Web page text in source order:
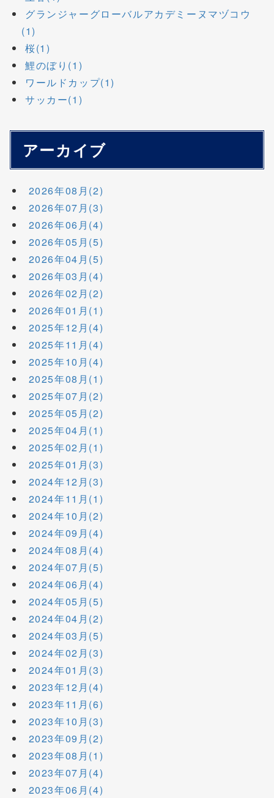
グランジャーグローバルアカデミーヌマヅコウ
(1)
桜(1)
鯉のぼり(1)
ワールドカップ(1)
サッカー(1)
アーカイブ
2026年08月(2)
2026年07月(3)
2026年06月(4)
2026年05月(5)
2026年04月(5)
2026年03月(4)
2026年02月(2)
2026年01月(1)
2025年12月(4)
2025年11月(4)
2025年10月(4)
2025年08月(1)
2025年07月(2)
2025年05月(2)
2025年04月(1)
2025年02月(1)
2025年01月(3)
2024年12月(3)
2024年11月(1)
2024年10月(2)
2024年09月(4)
2024年08月(4)
2024年07月(5)
2024年06月(4)
2024年05月(5)
2024年04月(2)
2024年03月(5)
2024年02月(3)
2024年01月(3)
2023年12月(4)
2023年11月(6)
2023年10月(3)
2023年09月(2)
2023年08月(1)
2023年07月(4)
2023年06月(4)